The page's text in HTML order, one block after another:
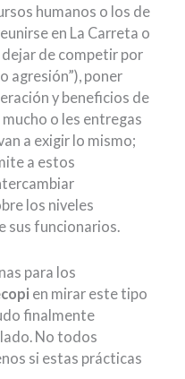
humanos o los de
en La Carreta o
de competir por
agresión”), poner
y beneficios de
o les entregas
a exigir lo mismo;
a estos
los niveles
sus funcionarios.
para los
en mirar este tipo
finalmente
No todos
si estas prácticas